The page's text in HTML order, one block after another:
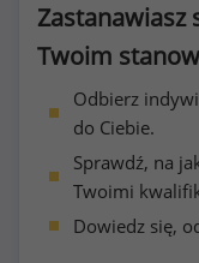
Zastanawiasz
Twoim
Odbierz
do Ciebie.
Sprawdź, na
Twoimi
Dowiedz się,